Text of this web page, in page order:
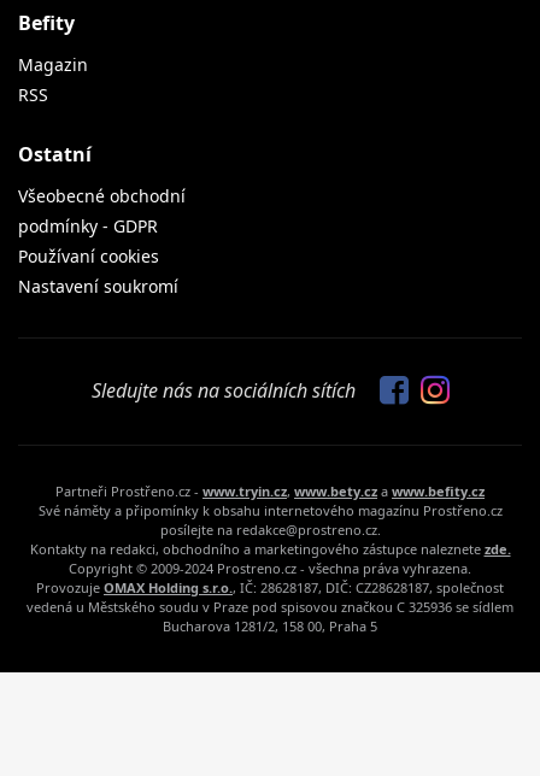
Befity
Magazin
RSS
Ostatní
Všeobecné obchodní
podmínky - GDPR
Používaní cookies
Nastavení soukromí
Sledujte nás na sociálních sítích
Partneři Prostřeno.cz - www.tryin.cz, www.bety.cz a www.befity.cz
Své náměty a připomínky k obsahu internetového magazínu Prostřeno.cz
posílejte na redakce@prostreno.cz.
Kontakty na redakci, obchodního a marketingového zástupce naleznete zde.
Copyright © 2009-2024 Prostreno.cz - všechna práva vyhrazena.
Provozuje OMAX Holding s.r.o., IČ: 28628187, DIČ: CZ28628187, společnost
vedená u Městského soudu v Praze pod spisovou značkou C 325936 se sídlem
Bucharova 1281/2, 158 00, Praha 5